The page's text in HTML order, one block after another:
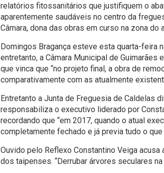
relatórios fitossanitários que justifiquem o
aparentemente saudáveis no centro da
Câmara, dona das obras em curso na zona
Domingos Bragança esteve esta quarta-feira
entretanto, a Câmara Municipal de Guimarães
que vinca que “no projeto final, a obra de
comparativamente com as atualmente
Entretanto a Junta de Freguesia de Caldelas
responsabiliza o executivo liderado por
recordando que “em 2017, quando o atual
completamente fechado e já previa tudo o
Ouvido pelo Reflexo Constantino Veiga acusa
dos taipenses. “Derrubar árvores seculares